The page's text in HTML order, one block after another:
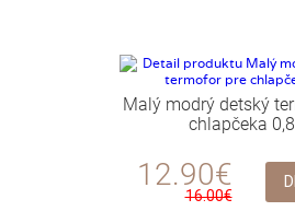
Malý modrý detský
chlapčeka
12.90€
16.00€